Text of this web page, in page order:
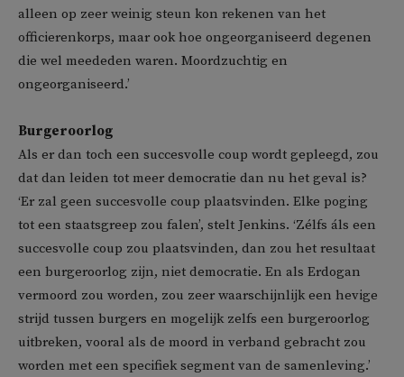
alleen op zeer weinig steun kon rekenen van het
officierenkorps, maar ook hoe ongeorganiseerd degenen
die wel meededen waren. Moordzuchtig en
ongeorganiseerd.’
Burgeroorlog
Als er dan toch een succesvolle coup wordt gepleegd, zou
dat dan leiden tot meer democratie dan nu het geval is?
‘Er zal geen succesvolle coup plaatsvinden. Elke poging
tot een staatsgreep zou falen’, stelt Jenkins. ‘Zélfs áls een
succesvolle coup zou plaatsvinden, dan zou het resultaat
een burgeroorlog zijn, niet democratie. En als Erdogan
vermoord zou worden, zou zeer waarschijnlijk een hevige
strijd tussen burgers en mogelijk zelfs een burgeroorlog
uitbreken, vooral als de moord in verband gebracht zou
worden met een specifiek segment van de samenleving.’